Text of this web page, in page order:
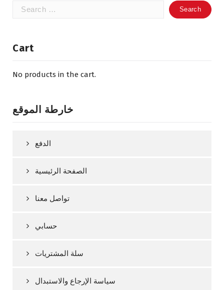
Search
Cart
No products in the cart.
خارطة الموقع
الدفع
الصفحة الرئيسية
تواصل معنا
حسابي
سلة المشتريات
سياسة الإرجاع والاستبدال